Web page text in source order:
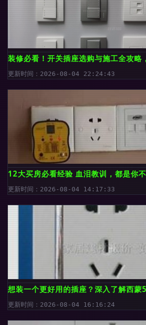
装修必看！开关插座选购与施工全攻略
更新时间：2026-08-04 22:24:43
12大买房必看经验 血泪教训，都是你不
更新时间：2026-08-04 14:17:33
想装一个更好用的插座？深入了解西
更新时间：2026-08-04 16:16:24